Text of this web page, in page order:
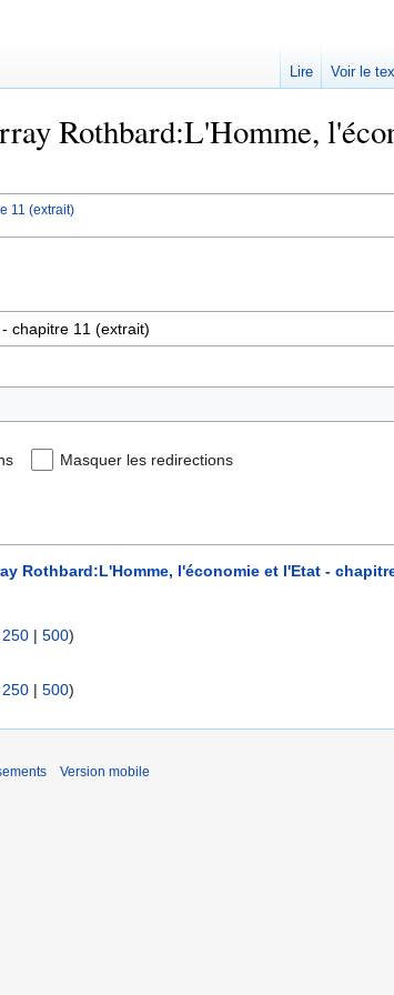
Rothbard:L'Homme,
11 (extrait)
Masquer les redirections
Rothbard:L'Homme, l'économie et l'Etat -
250 | 500)
250 | 500)
Lire Voir le
Version mobile